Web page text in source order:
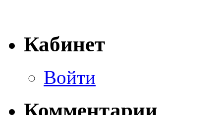
Кабинет
Войти
Комментарии